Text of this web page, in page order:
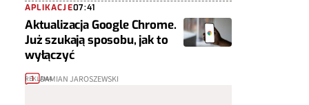
APLIKACJE07:41
Aktualizacja Google Chrome.
Już szukają sposobu, jak to
wyłączyć
1 DAMIAN JAROSZEWSKI